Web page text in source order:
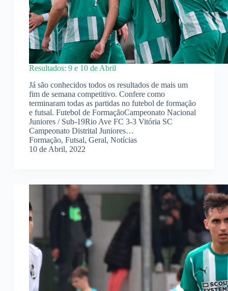
Resultados: 9 e 10 de Abril
Já são conhecidos todos os resultados de mais um
fim de semana competitivo. Confere como
terminaram todas as partidas no futebol de formação
e futsal. Futebol de FormaçãoCampeonato Nacional
Juniores / Sub-19Rio Ave FC 3-3 Vitória SC
Campeonato Distrital Juniores…
Formação, Futsal, Geral, Notícias
10 de Abril, 2022